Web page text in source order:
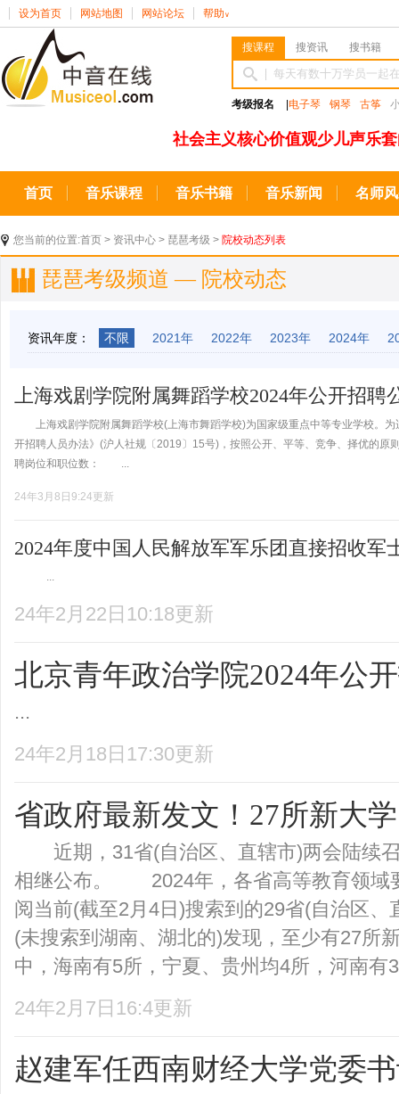
设为首页 网站地图 网站论坛 帮助 ∨
搜课程 搜资讯 搜书籍
考级报名 电子琴 钢琴 古筝
社会主义核心价值观少儿声乐
首页 音乐课程 音乐书籍 音乐新闻 名师
您当前的位置:首页 > 资讯中心 > 琵琶考级 > 院校动态列表
琵琶考级频道 — 院校动态
资讯年度： 不限 2021年 2022年 2023年 2024年
上海戏剧学院附属舞蹈学校2024年公开招聘
上海戏剧学院附属舞蹈学校(上海市舞蹈学校)为国家级重点中等专业学校。为
开招聘人员办法》(沪人社规〔2019〕15号)，按照公开、平等、竞争、择优的
聘岗位和职位数： ...
24年3月8日9:24更新
2024年度中国人民解放军军乐团直接招收军
...
24年2月22日10:18更新
北京青年政治学院2024年公
...
24年2月18日17:30更新
省政府最新发文！27所新大
近期，31省(自治区、直辖市)两会陆续
相继公布。 2024年，各省高等教育领
阅当前(截至2月4日)搜索到的29省(自治区、
(未搜索到湖南、湖北的)发现，至少有27
中，海南有5所，宁夏、贵州均4所，河南有
24年2月7日16:4更新
赵建军任西南财经大学党委